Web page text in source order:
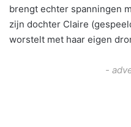
brengt echter spanningen
zijn dochter Claire
worstelt met haar eigen
-